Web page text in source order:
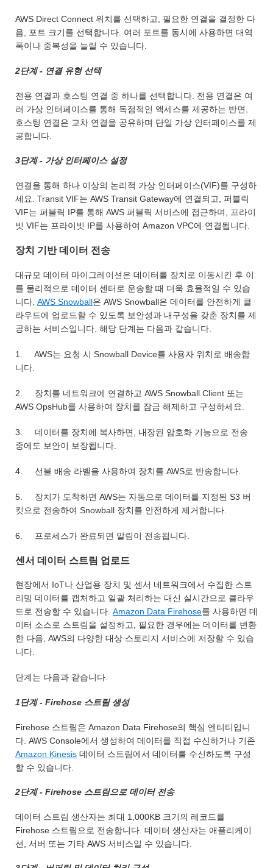
AWS Direct Connect 위치를 선택하고, 필요한 연결을 결정한 다
음, 포트 크기를 선택합니다. 여러 포트를 동시에 사용하면 대역
폭이나 중복성을 늘릴 수 있습니다.
2단계 - 연결 유형 선택
전용 연결과 호스팅 연결 중 하나를 선택합니다. 전용 연결은 여
러 가상 인터페이스를 통해 독점적인 액세스를 제공하는 반면,
호스팅 연결은 교차 연결을 공유하며 단일 가상 인터페이스를 제
공합니다.
3단계 - 가상 인터페이스 설정
연결을 통해 하나 이상의 논리적 가상 인터페이스(VIF)를 구성하
세요. Transit VIF는 AWS Transit Gateway에 연결되고, 퍼블릭
VIF는 퍼블릭 IP를 통해 AWS 퍼블릭 서비스에 접근하며, 프라이
빗 VIF는 프라이빗 IP를 사용하여 Amazon VPC에 연결됩니다.
장치 기반 데이터 전송
대규모 데이터 마이그레이션은 데이터를 장치로 이동시킨 후 이
를 물리적으로 데이터 센터로 운송할 때 더욱 효율적일 수 있습
니다. AWS Snowball은 AWS Snowball은 데이터를 안전하게 클
라우드에 업로드할 수 있도록 보안성과 내구성을 갖춘 장치를 제
공하는 서비스입니다. 해당 단계는 다음과 같습니다.
1. AWS는 요청 시 Snowball Device를 사용자 위치로 배송합
니다.
2. 장치를 네트워크에 연결하고 AWS Snowball Client 또는
AWS OpsHub를 사용하여 장치를 잠금 해제하고 구성하세요.
3. 데이터를 장치에 복사하면, 내장된 암호화 기능으로 전송
중에도 보안이 보장됩니다.
4. 선불 배송 라벨을 사용하여 장치를 AWS로 반송합니다.
5. 장치가 도착하면 AWS는 자동으로 데이터를 지정된 S3 버
킷으로 전송하여 Snowball 장치를 안전하게 제거합니다.
6. 프로세스가 완료되면 알림이 전송됩니다.
센서 데이터 스트림 업로드
현장에서 IoT나 산업용 장치 및 센서 네트워크에서 수집한 스트
리밍 데이터를 캡처하고 일괄 처리하는 대신 실시간으로 클라우
드로 전송할 수 있습니다. Amazon Data Firehose를 사용하면 데
이터 소스로 스트림을 설정하고, 필요한 경우에는 데이터를 변환
한 다음, AWS의 다양한 대상 스토리지 서비스에 저장할 수 있습
니다.
단계는 다음과 같습니다.
1단계 - Firehose 스트림 생성
Firehose 스트림은 Amazon Data Firehose의 핵심 엔티티입니
다. AWS Console에서 생성하여 데이터를 직접 수신하거나 기존
Amazon Kinesis 데이터 스트림에서 데이터를 수신하도록 구성
할 수 있습니다.
2단계 - Firehose 스트림으로 데이터 전송
데이터 스트림 생산자는 최대 1,000KB 크기의 레코드를
Firehose 스트림으로 전송합니다. 데이터 생산자는 애플리케이
션, 서버 또는 기타 AWS 서비스일 수 있습니다.